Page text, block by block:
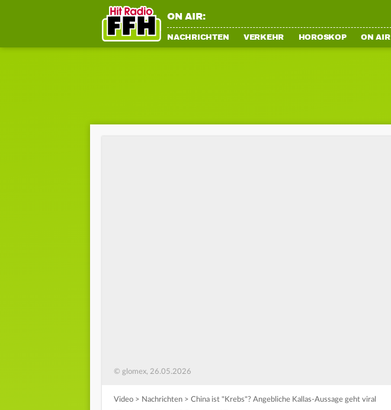
ON AIR:
NACHRICHTEN VERKEHR HOROSKOP ON AIR
© glomex, 26.05.2026
Video > Nachrichten > China ist "Krebs"? Angebliche Kallas-Aussage geht viral